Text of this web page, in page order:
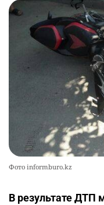
Фото informburo.kz
В результате ДТП